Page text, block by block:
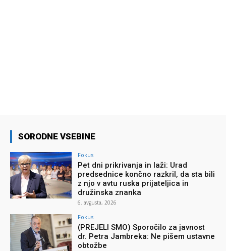
SORODNE VSEBINE
Fokus
Pet dni prikrivanja in laži: Urad
predsednice končno razkril, da sta bili
z njo v avtu ruska prijateljica in
družinska znanka
6. avgusta, 2026
Fokus
(PREJELI SMO) Sporočilo za javnost
dr. Petra Jambreka: Ne pišem ustavne
obtožbe